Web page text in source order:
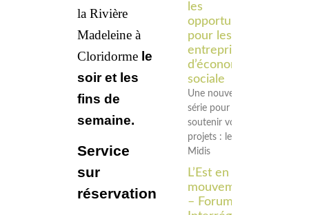
la Rivière
Madeleine à
Cloridorme le
soir et les
fins de
semaine.
Service
sur
réservation
les
opportunités
pour les
entreprises
d’économie
sociale
Une nouvelle
série pour
soutenir vos
projets : les
Midis
L’Est en
mouvement
– Forum